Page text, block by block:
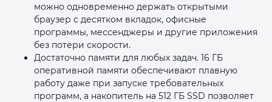
можно одновременно держать открытыми
браузер с десятком вкладок, офисные
программы, мессенджеры и другие приложения
без потери скорости.
Достаточно памяти для любых задач. 16 ГБ
оперативной памяти обеспечивают плавную
работу даже при запуске требовательных
программ, а накопитель на 512 ГБ SSD позволяет
раз в 2 недели